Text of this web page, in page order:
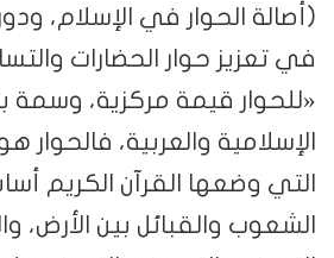
(أصالة الحوار في الإسلام،
في تعزيز حوار الحضارات
«للحوار قيمة مركزية، وسمة
الإسلامية والعربية، فالحوار
التي وضعها القرآن الكريم
الشعوب والقبائل بين الأرض،